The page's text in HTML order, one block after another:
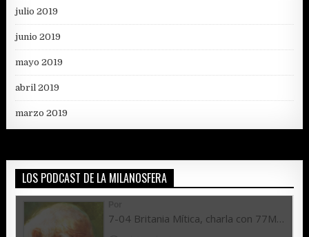
julio 2019
junio 2019
mayo 2019
abril 2019
marzo 2019
LOS PODCAST DE LA MILANOSFERA